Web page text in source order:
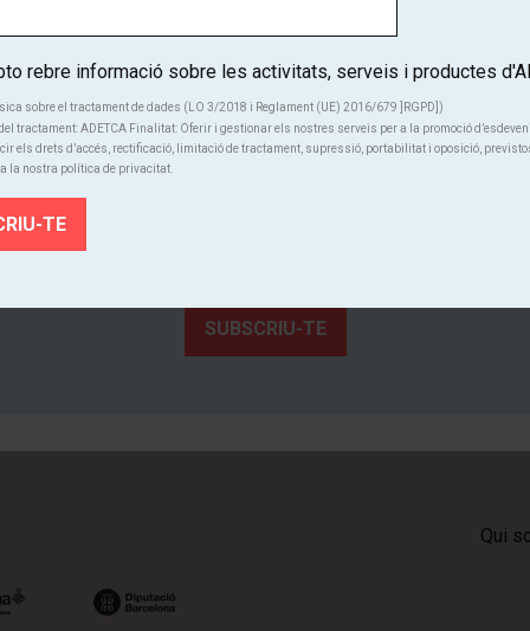
Subscriu-te al butlletí de Tria
SUBSCRIU-TE
Qui
rebre informació sobre les activitats, serveis i productes
sobre el tractament de dades (LO 3/2018 i Reglament (UE) 2016/679 ]RGPD])
tractament: ADETCA Finalitat: Oferir i gestionar els nostres serveis per a la promoció
els drets d’accés, rectificació, limitació de tractament, supressió, portabilitat i oposició, previstos
la nostra política de privacitat.